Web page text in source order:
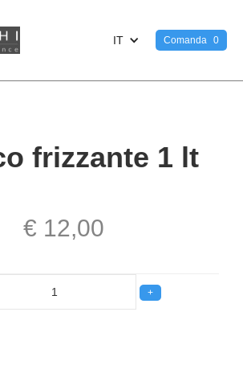
IT Comanda 0
frizzante 1 lt
€ 12,00